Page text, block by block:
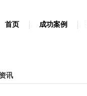
首页 成功案例
讯